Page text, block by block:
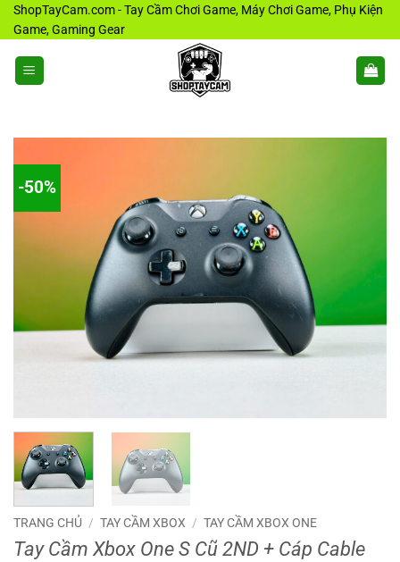
Bỏ
qua
nội
dung
ShopTayCam.com - Tay Cầm Chơi Game, Máy Chơi Game, Phụ Kiện
Game, Gaming Gear
-50%
TRANG CHỦ / TAY CẦM XBOX / TAY CẦM XBOX ONE
Tay Cầm Xbox One S Cũ 2ND + Cáp Cable